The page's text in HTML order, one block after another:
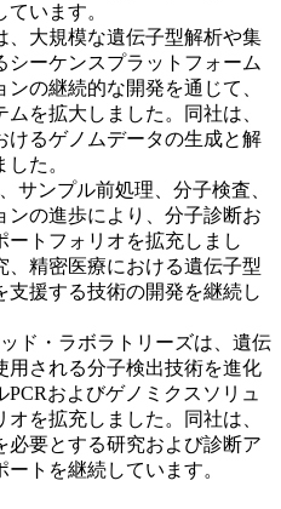
います。
、大規模な遺伝子型解析や集
シーケンスプラットフォーム
の継続的な開発を通じて、
を拡大しました。同社は、
けるゲノムデータの生成と解
た。
サンプル前処理、分子検査、
ンの進歩により、分子診断お
ートフォリオを拡充しまし
、精密医療における遺伝子型
支援する技術の開発を継続し
ド・ラボラトリーズは、遺伝
用される分子検出技術を進化
およびゲノミクスソリュ
を拡充しました。同社は、
必要とする研究および診断ア
トを継続しています。